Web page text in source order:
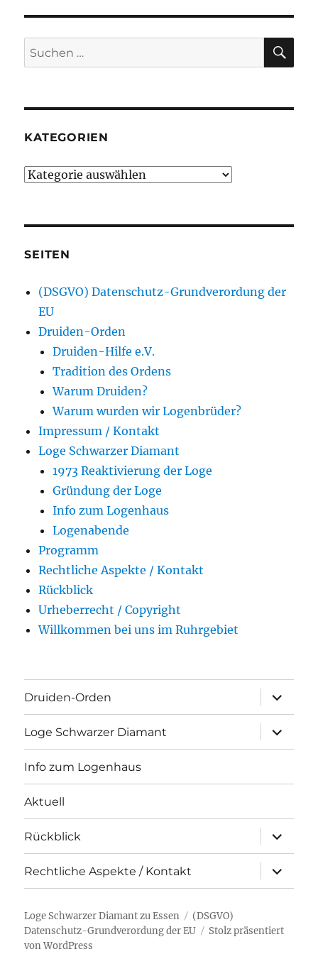
Suchen
nach:
KATEGORIEN
Kategorien
SEITEN
(DSGVO) Datenschutz-Grundverordung der
EU
Druiden-Orden
Druiden-Hilfe e.V.
Tradition des Ordens
Warum Druiden?
Warum wurden wir Logenbrüder?
Impressum / Kontakt
Loge Schwarzer Diamant
1973 Reaktivierung der Loge
Gründung der Loge
Info zum Logenhaus
Logenabende
Programm
Rechtliche Aspekte / Kontakt
Rückblick
Urheberrecht / Copyright
Willkommen bei uns im Ruhrgebiet
Druiden-Orden
öffnen
Loge Schwarzer Diamant
öffnen
Info zum Logenhaus
Aktuell
Rückblick
öffnen
Rechtliche Aspekte / Kontakt
öffnen
Loge Schwarzer Diamant zu Essen
(DSGVO)
Datenschutz-Grundverordung der EU
Stolz präsentiert
von WordPress